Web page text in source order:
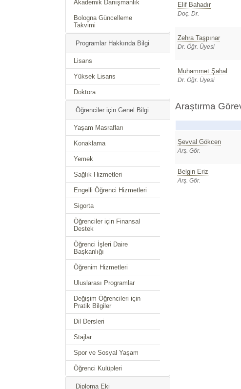
Akademik Danışmanlık
Bologna Güncelleme
Takvimi
Programlar Hakkında Bilgi
Lisans
Yüksek Lisans
Doktora
Öğrenciler için Genel Bilgi
Yaşam Masrafları
Konaklama
Yemek
Sağlık Hizmetleri
Engelli Öğrenci Hizmetleri
Sigorta
Öğrenciler için Finansal
Destek
Öğrenci İşleri Daire
Başkanlığı
Öğrenim Hizmetleri
Uluslarası Programlar
Değişim Öğrencileri için
Pratik Bilgiler
Dil Dersleri
Stajlar
Spor ve Sosyal Yaşam
Öğrenci Kulüpleri
Diploma Eki
Elif Bahadır
Doç. Dr.
Zehra Taşpınar
Dr. Öğr. Üyesi
Muhammet Şahal
Dr. Öğr. Üyesi
Araştırma
Şevval Gökcen
Arş. Gör.
Belgin Eriz
Arş. Gör.